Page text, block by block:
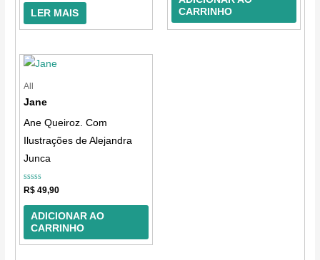
LER MAIS
CARRINHO
All
Jane
Ane Queiroz. Com
Ilustrações de Alejandra
Junca
Avaliação
de
R$ 49,90
ADICIONAR AO
CARRINHO